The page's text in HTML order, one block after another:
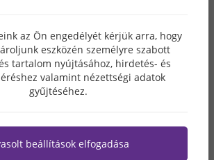
az Ön engedélyét kérjük arra, hogy
eszközén személyre szabott
tartalom nyújtásához, hirdetés- és
valamint nézettségi adatok
gyűjtéséhez.
beállítások elfogadása